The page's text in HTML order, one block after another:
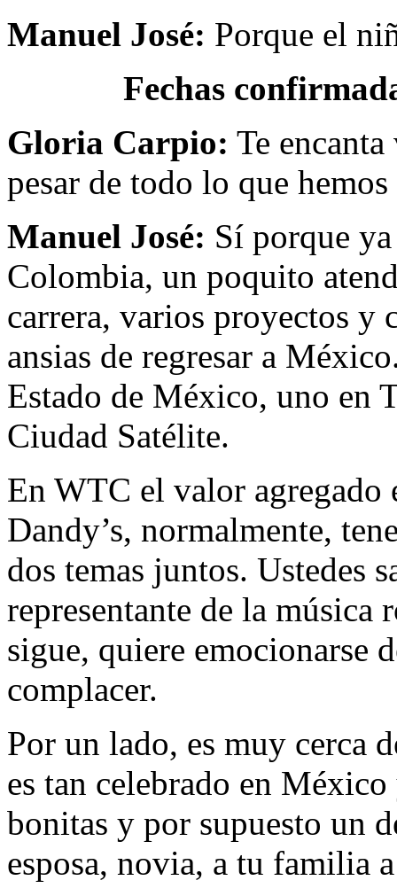
Manuel José: Porque el
Fechas
Gloria Carpio: Te
pesar de todo lo que
Manuel José: Sí porque
Colombia, un poquito
carrera, varios proyectos y
ansias de regresar a
Estado de México, uno en
Ciudad Satélite.
En WTC el valor agregado
Dandy’s, normalmente,
dos temas juntos. Ustedes
representante de la
sigue, quiere emocionarse
complacer.
Por un lado, es muy cerca
es tan celebrado en
bonitas y por supuesto un
esposa, novia, a tu familia